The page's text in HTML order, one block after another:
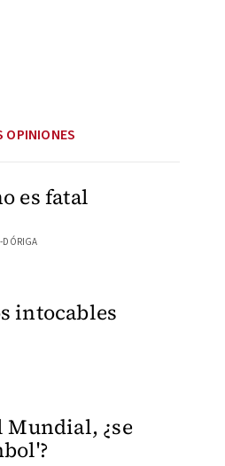
OPINIONES
es fatal
intocables
Mundial, ¿se